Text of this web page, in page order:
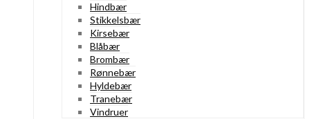
Hindbær
Stikkelsbær
Kirsebær
Blåbær
Brombær
Rønnebær
Hyldebær
Tranebær
Vindruer